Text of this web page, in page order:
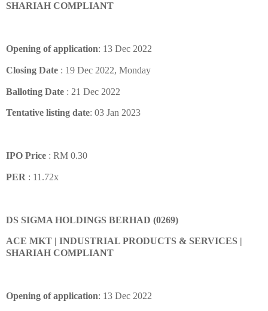
SHARIAH COMPLIANT
Opening of application: 13 Dec 2022
Closing Date : 19 Dec 2022, Monday
Balloting Date : 21 Dec 2022
Tentative listing date: 03 Jan 2023
IPO Price : RM 0.30
PER : 11.72x
DS SIGMA HOLDINGS BERHAD (0269)
ACE MKT | INDUSTRIAL PRODUCTS & SERVICES |
SHARIAH COMPLIANT
Opening of application: 13 Dec 2022